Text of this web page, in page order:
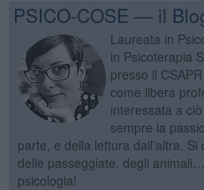
PSICO-COSE — il
Laureata in
in Psicoterapia
presso il
come libera
interessata a
sempre la
parte, e della lettura dall’altra.
delle passeggiate, degli
psicologia!